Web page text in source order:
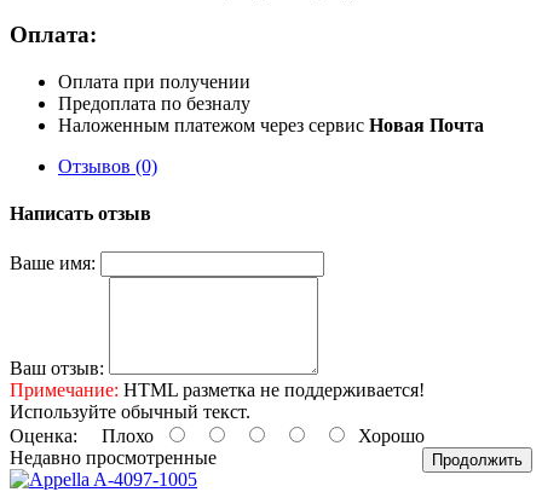
Оплата:
Оплата при получении
Предоплата по безналу
Наложенным платежом через сервис Новая Почта
Отзывов (0)
Написать отзыв
Ваше имя:
Ваш отзыв:
Примечание: HTML разметка не поддерживается!
Используйте обычный текст.
Оценка: Плохо Хорошо
Продолжить
Недавно просмотренные